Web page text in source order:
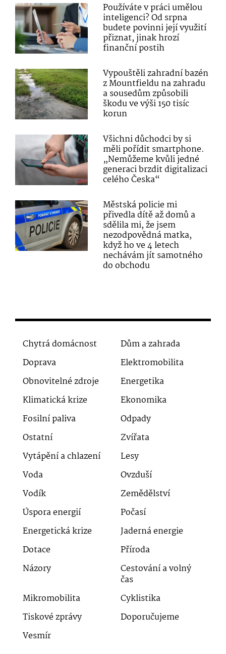
Používáte v práci umělou
inteligenci? Od srpna
budete povinni její využití
přiznat, jinak hrozí
finanční postih
Vypouštěli zahradní bazén
z Mountfieldu na zahradu
a sousedům způsobili
škodu ve výši 150 tisíc
korun
Všichni důchodci by si
měli pořídit smartphone.
„Nemůžeme kvůli jedné
generaci brzdit digitalizaci
celého Česka“
Městská policie mi
přivedla dítě až domů a
sdělila mi, že jsem
nezodpovědná matka,
když ho ve 4 letech
nechávám jít samotného
do obchodu
Chytrá domácnost
Dům a zahrada
Doprava
Elektromobilita
Obnovitelné zdroje
Energetika
Klimatická krize
Ekonomika
Fosilní paliva
Odpady
Ostatní
Zvířata
Vytápění a chlazení
Lesy
Voda
Ovzduší
Vodík
Zemědělství
Úspora energií
Počasí
Energetická krize
Jaderná energie
Dotace
Příroda
Názory
Cestování a volný
čas
Mikromobilita
Cyklistika
Tiskové zprávy
Doporučujeme
Vesmír